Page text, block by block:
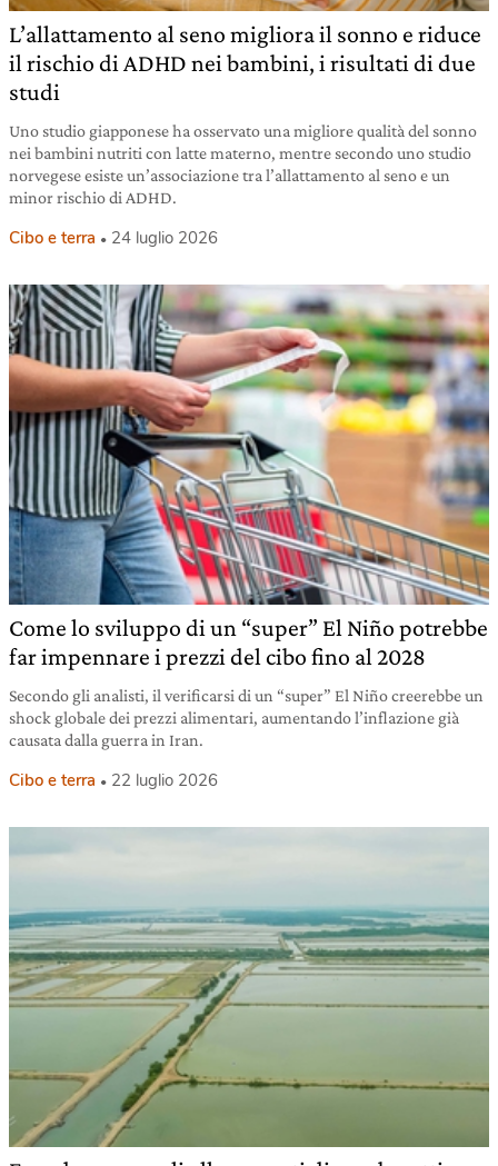
L’allattamento al seno migliora il sonno e riduce
il rischio di ADHD nei bambini, i risultati di due
studi
Uno studio giapponese ha osservato una migliore qualità del sonno
nei bambini nutriti con latte materno, mentre secondo uno studio
norvegese esiste un’associazione tra l’allattamento al seno e un
minor rischio di ADHD.
Cibo e terra 24 luglio 2026
Come lo sviluppo di un “super” El Niño potrebbe
far impennare i prezzi del cibo fino al 2028
Secondo gli analisti, il verificarsi di un “super” El Niño creerebbe un
shock globale dei prezzi alimentari, aumentando l’inflazione già
causata dalla guerra in Iran.
Cibo e terra 22 luglio 2026